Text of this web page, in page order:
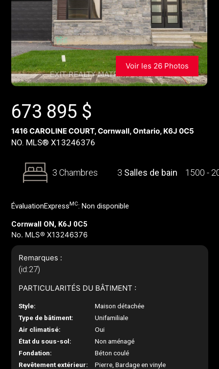
Voir les 26 Photos
673 895 $
1416 CAROLINE COURT, Cornwall, Ontario, K6J 0C5
NO. MLS® X13246376
3 Chambres 3 Salles de bain 1500 -
ÉvaluationExpress MC: Non disponible
Cornwall ON, K6J 0C5
No. MLS® X13246376
Remarques :
(id:27)
PARTICULARITÉS DU BÂTIMENT :
Style:
Maison détachée
Type de bâtiment:
Unifamiliale
Air climatisé:
Oui
État du sous-sol:
Non aménagé
Fondation:
Béton coulé
Revêtement extérieur:
Pierre, Bardage en vinyle